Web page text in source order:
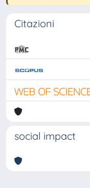
Citazioni
social impact